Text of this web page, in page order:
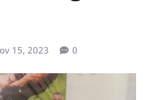
15, 2023 0